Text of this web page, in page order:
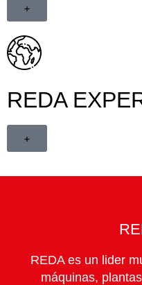
+
REDA
+
REDA es un lider
máquinas,